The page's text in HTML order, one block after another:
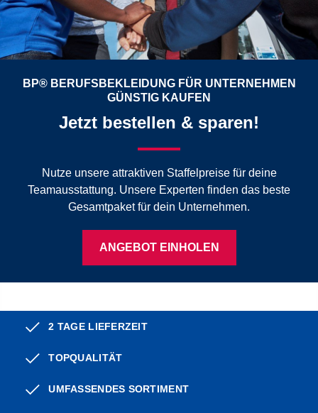
BP® BERUFSBEKLEIDUNG FÜR UNTERNEHMEN
GÜNSTIG KAUFEN
Jetzt bestellen & sparen!
Nutze unsere attraktiven Staffelpreise für deine
Teamausstattung. Unsere Experten finden das beste
Gesamtpaket für dein Unternehmen.
ANGEBOT EINHOLEN
2 TAGE LIEFERZEIT
TOPQUALITÄT
UMFASSENDES SORTIMENT